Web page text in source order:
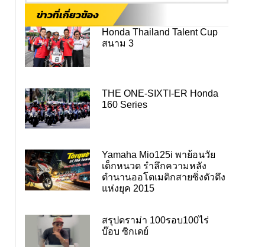
ข่าวที่เกี่ยวข้อง
Honda Thailand Talent Cup
สนาม 3
THE ONE-SIXTI-ER Honda
160 Series
Yamaha Mio125i พาย้อนวัย
เด็กหนวด รำลึกความหลัง
ตำนานออโตเมติกสายซิ่งตัวตึง
แห่งยุค 2015
สรุปดราม่า 100รอบ100ไร่
บ๊อบ ซิกเดย์